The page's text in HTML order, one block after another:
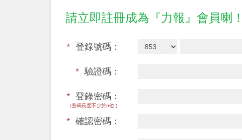
請立即註冊成為『力報』會員喇！
* 登錄號碼：
* 驗證碼：
* 登錄密碼：
(密碼長度不少於6位 )
* 確認密碼：